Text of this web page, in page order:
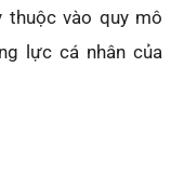
thuộc vào quy mô
lực cá nhân của